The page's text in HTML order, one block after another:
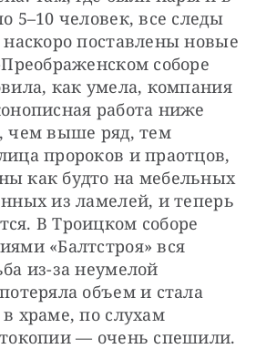
5–10 человек, все следы
поставлены новые
соборе
как умела, компания
работа ниже
чем выше ряд, тем
пророков и праотцов,
как будто на мебельных
из ламелей, и теперь
В Троицком соборе
«Балтстроя» вся
из-за неумелой
объем и стала
храме, по слухам
— ​очень спешили.